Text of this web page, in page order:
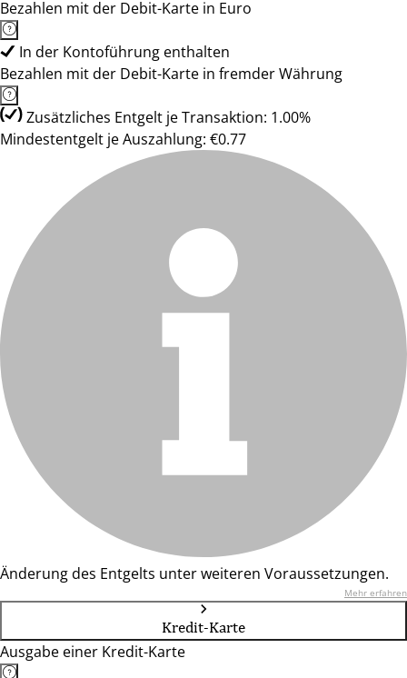
Bezahlen mit der Debit-Karte in Euro
In der Kontoführung enthalten
Bezahlen mit der Debit-Karte in fremder Währung
Zusätzliches Entgelt je Transaktion: 1.00%
Mindestentgelt je Auszahlung: €0.77
Änderung des Entgelts unter weiteren Voraussetzungen.
Mehr erfahren
Kredit-Karte
Ausgabe einer Kredit-Karte